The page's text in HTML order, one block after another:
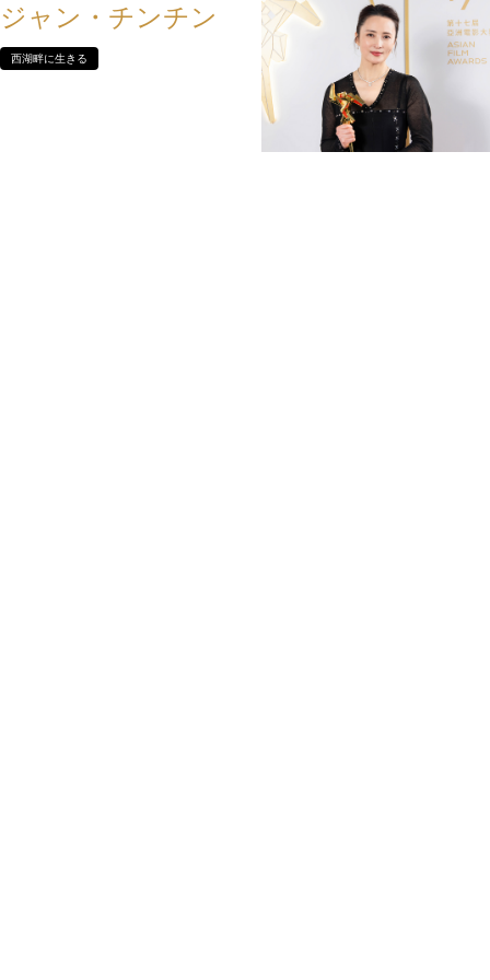
ジャン・チンチン
西湖畔に生きる